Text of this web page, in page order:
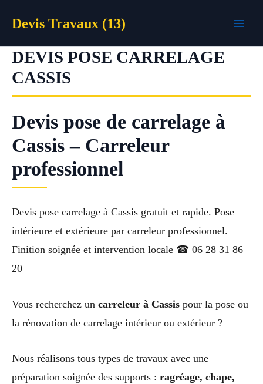
Devis Travaux (13)
DEVIS POSE CARRELAGE
CASSIS
Devis pose de carrelage à
Cassis – Carreleur
professionnel
Devis pose carrelage à Cassis gratuit et rapide. Pose
intérieure et extérieure par carreleur professionnel.
Finition soignée et intervention locale ☎ 06 28 31 86
20
Vous recherchez un carreleur à Cassis pour la pose ou
la rénovation de carrelage intérieur ou extérieur ?
Nous réalisons tous types de travaux avec une
préparation soignée des supports : ragréage, chape,